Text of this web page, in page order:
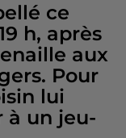
ce
h, après
aux
Pour
lui
à un jeu-